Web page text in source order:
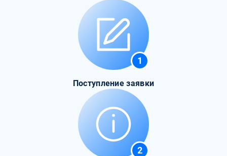
1
Поступление заявки
2